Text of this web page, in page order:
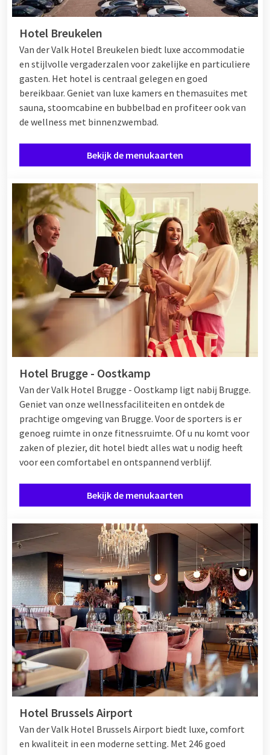
Hotel Breukelen
Van der Valk Hotel Breukelen biedt luxe accommodatie
en stijlvolle vergaderzalen voor zakelijke en particuliere
gasten. Het hotel is centraal gelegen en goed
bereikbaar. Geniet van luxe kamers en themasuites met
sauna, stoomcabine en bubbelbad en profiteer ook van
de wellness met binnenzwembad.
Bekijk de menukaarten
Hotel Brugge - Oostkamp
Van der Valk Hotel Brugge - Oostkamp ligt nabij Brugge.
Geniet van onze wellnessfaciliteiten en ontdek de
prachtige omgeving van Brugge. Voor de sporters is er
genoeg ruimte in onze fitnessruimte. Of u nu komt voor
zaken of plezier, dit hotel biedt alles wat u nodig heeft
voor een comfortabel en ontspannend verblijf.
Bekijk de menukaarten
Hotel Brussels Airport
Van der Valk Hotel Brussels Airport biedt luxe, comfort
en kwaliteit in een moderne setting. Met 246 goed